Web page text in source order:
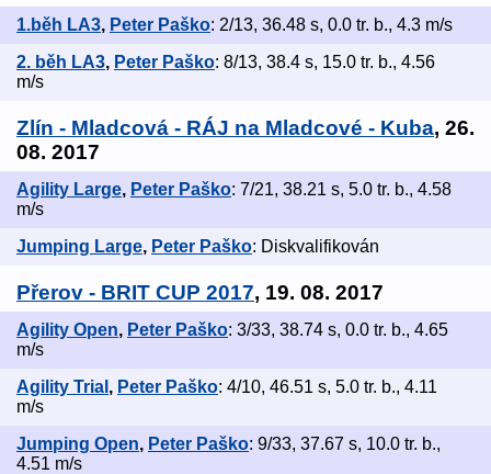
1.běh LA3, Peter Paško: 2/13, 36.48 s, 0.0 tr. b., 4.3 m/s
2. běh LA3, Peter Paško: 8/13, 38.4 s, 15.0 tr. b., 4.56
m/s
Zlín - Mladcová - RÁJ na Mladcové - Kuba, 26.
08. 2017
Agility Large, Peter Paško: 7/21, 38.21 s, 5.0 tr. b., 4.58
m/s
Jumping Large, Peter Paško: Diskvalifikován
Přerov - BRIT CUP 2017, 19. 08. 2017
Agility Open, Peter Paško: 3/33, 38.74 s, 0.0 tr. b., 4.65
m/s
Agility Trial , Peter Paško: 4/10, 46.51 s, 5.0 tr. b., 4.11
m/s
Jumping Open, Peter Paško: 9/33, 37.67 s, 10.0 tr. b.,
4.51 m/s